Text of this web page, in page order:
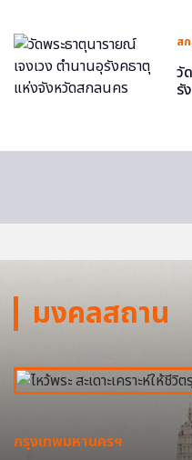
ส
วั
รั
มงคลสถาน
กรุงเทพมหานครฯ